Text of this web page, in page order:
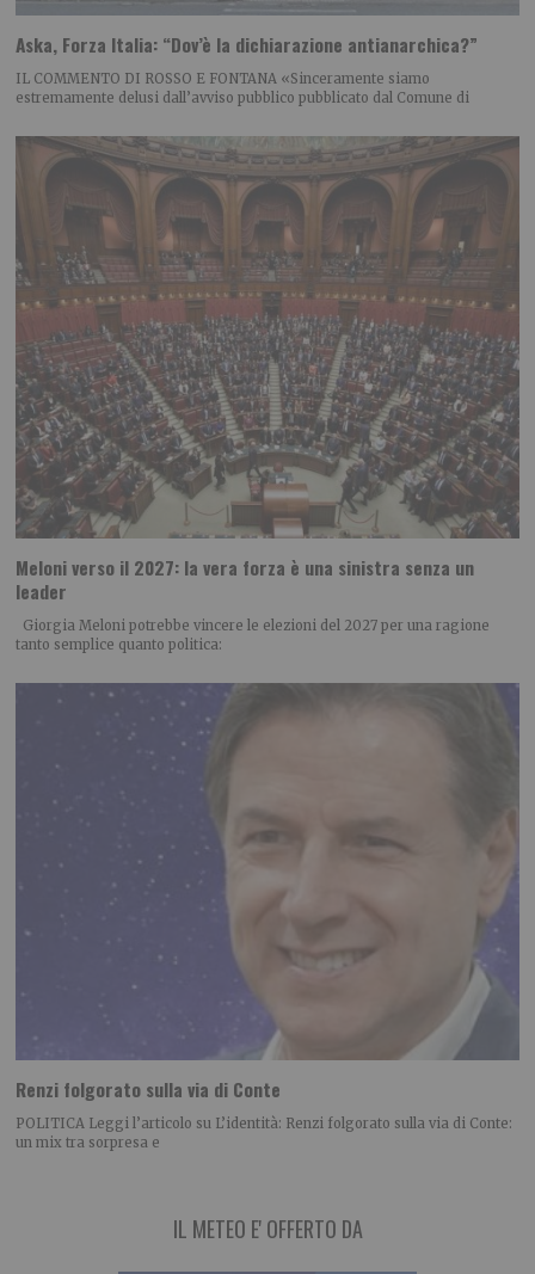
Aska, Forza Italia: “Dov’è la dichiarazione antianarchica?”
IL COMMENTO DI ROSSO E FONTANA «Sinceramente siamo
estremamente delusi dall’avviso pubblico pubblicato dal Comune di
Meloni verso il 2027: la vera forza è una sinistra senza un
leader
Giorgia Meloni potrebbe vincere le elezioni del 2027 per una ragione
tanto semplice quanto politica:
Renzi folgorato sulla via di Conte
POLITICA Leggi l’articolo su L’identità: Renzi folgorato sulla via di Conte:
un mix tra sorpresa e
IL METEO E' OFFERTO DA